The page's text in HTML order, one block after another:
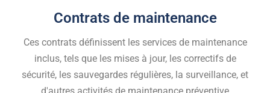
Contrats de maintenance
Ces contrats définissent les services de maintenance
inclus, tels que les mises à jour, les correctifs de
sécurité, les sauvegardes régulières, la surveillance, et